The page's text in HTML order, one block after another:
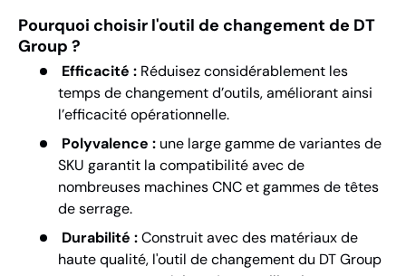
Pourquoi choisir l'outil de changement de DT
Group ?
Efficacité : Réduisez considérablement les
temps de changement d’outils, améliorant ainsi
l’efficacité opérationnelle.
Polyvalence : une large gamme de variantes de
SKU garantit la compatibilité avec de
nombreuses machines CNC et gammes de têtes
de serrage.
Durabilité :Construit avec des matériaux de
haute qualité, l'outil de changement du DT Group